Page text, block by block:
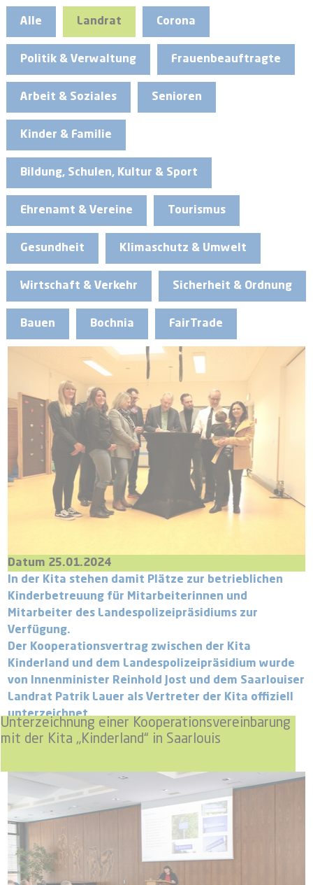
Alle Landrat Corona
Politik & Verwaltung Frauenbeauftragte
Arbeit & Soziales Senioren
Kinder & Familie
Bildung, Schulen, Kultur & Sport
Ehrenamt & Vereine Tourismus
Gesundheit Klimaschutz & Umwelt
Wirtschaft & Verkehr Sicherheit & Ordnung
Bauen Bochnia FairTrade
Unterzeichnung einer Kooperationsvereinbarung
mit der Kita „Kinderland“ in Saarlouis
Datum 25.01.2024
In der Kita stehen damit Plätze zur betrieblichen
Kinderbetreuung für Mitarbeiterinnen und
Mitarbeiter des Landespolizeipräsidiums zur
Verfügung.
Der Kooperationsvertrag zwischen der Kita
Kinderland und dem Landespolizeipräsidium wurde
von Innenminister Reinhold Jost und dem Saarlouiser
Landrat Patrik Lauer als Vertreter der Kita offiziell
unterzeichnet.